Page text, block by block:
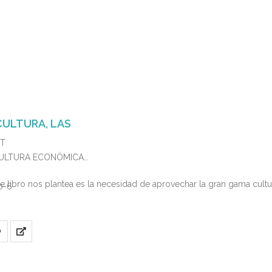
LAS
ECONÓMICA
6libro nos plantea es la necesidad de aprovechar la gran gama